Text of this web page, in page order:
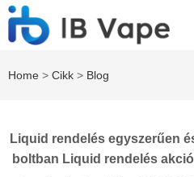
Home > Cikk > Blog
Liquid rendelés egyszerűen
boltban Liquid rendelés